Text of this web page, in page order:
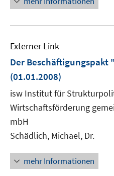
Externer Link
Der Beschäftigungspakt
(01.01.2008)
isw Institut für
Wirtschaftsförderung
mbH
Schädlich, Michael, Dr.
mehr Informationen